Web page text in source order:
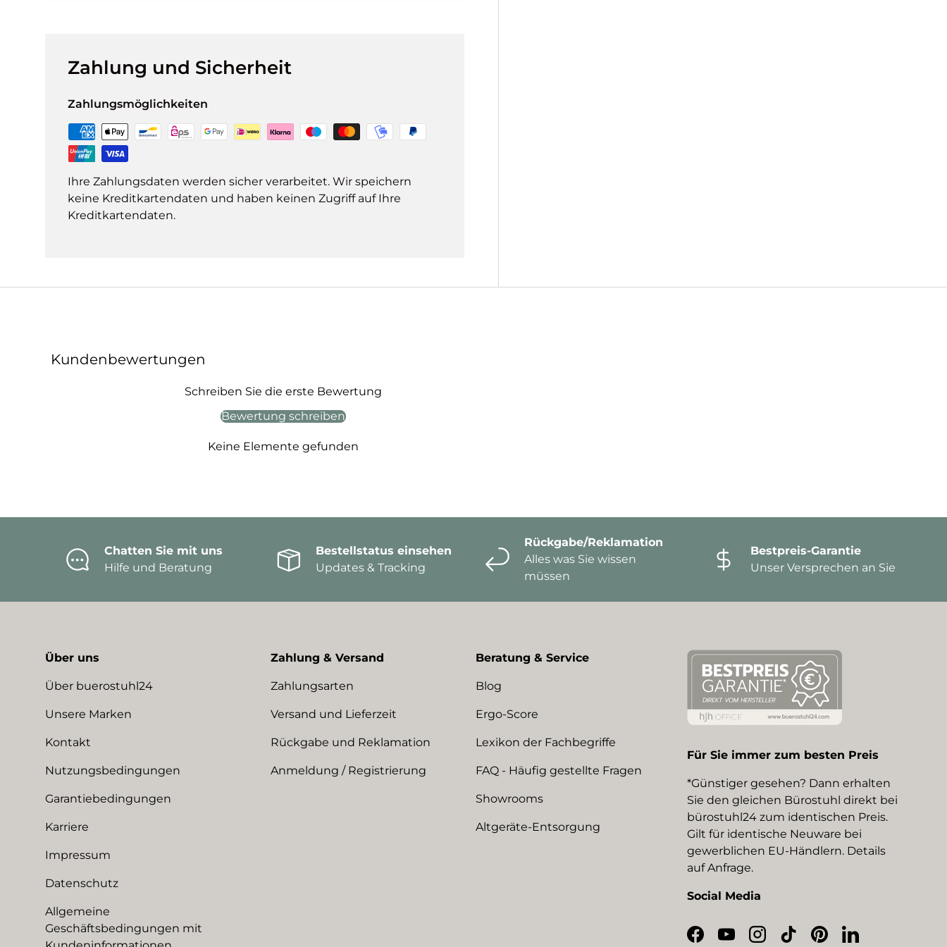
Zahlung und Sicherheit
Zahlungsmöglichkeiten
Ihre Zahlungsdaten werden sicher verarbeitet. Wir speichern
keine Kreditkartendaten und haben keinen Zugriff auf Ihre
Kreditkartendaten.
Kundenbewertungen
Schreiben Sie die erste Bewertung
Bewertung schreiben
Keine Elemente gefunden
Chatten Sie mit uns
Hilfe und Beratung
Bestellstatus einsehen
Updates & Tracking
Rückgabe/Reklamation
Alles was Sie wissen
müssen
Bestpreis-Garantie
Unser Versprechen an Sie
Über uns
Über buerostuhl24
Unsere Marken
Kontakt
Nutzungsbedingungen
Garantiebedingungen
Karriere
Impressum
Datenschutz
Allgemeine
Geschäftsbedingungen mit
Zahlung & Versand
Zahlungsarten
Versand und Lieferzeit
Rückgabe und Reklamation
Anmeldung / Registrierung
Beratung & Service
Blog
Ergo-Score
Lexikon der Fachbegriffe
FAQ - Häufig gestellte Fragen
Showrooms
Altgeräte-Entsorgung
Für Sie immer zum besten Preis
*Günstiger gesehen? Dann erhalten
Sie den gleichen Bürostuhl direkt bei
bürostuhl24 zum identischen Preis.
Gilt für identische Neuware bei
gewerblichen EU-Händlern. Details
auf Anfrage.
Social Media
Facebook
YouTubeInstagram
TikTokPinterestLinkedIn